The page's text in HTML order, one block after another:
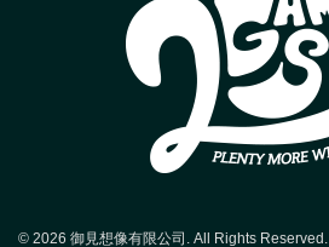
© 2026 御見想像有限公司. All Rights Reserved.